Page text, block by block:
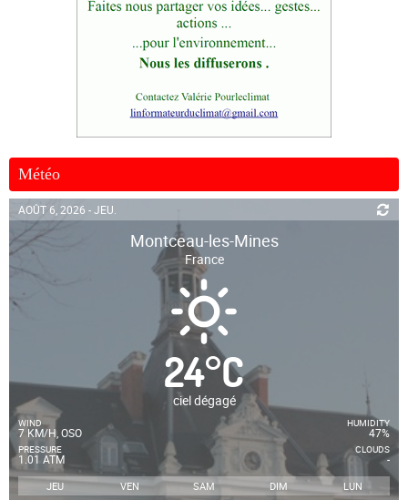
Météo
AOÛT 6, 2026 - JEU.
Montceau-les-Mines
France
24°C
ciel dégagé
WIND
7 KM/H, OSO
PRESSURE
1.01 ATM
HUMIDITY
47%
CLOUDS
-
JEU VEN SAM DIM LUN